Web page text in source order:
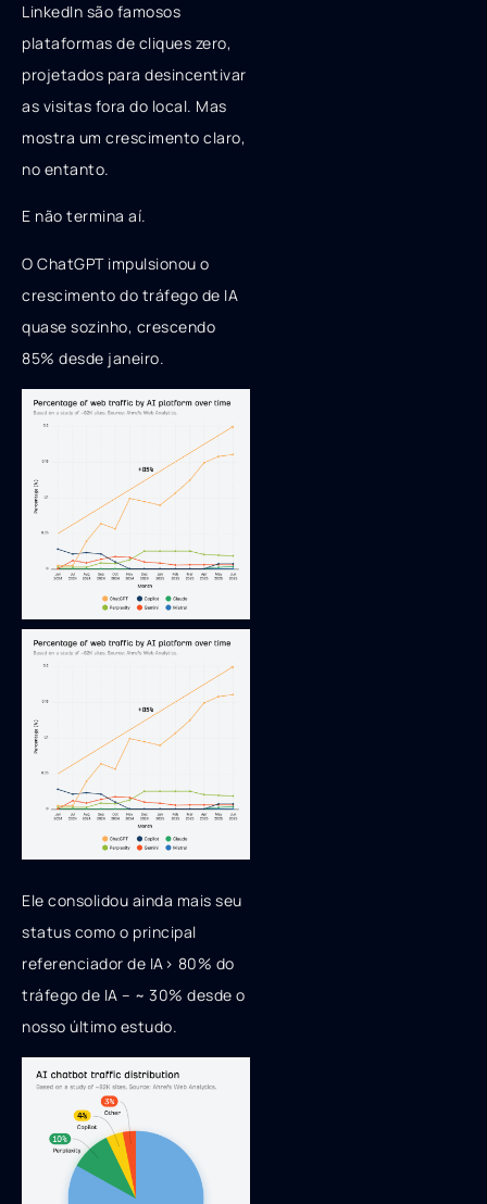
LinkedIn são famosos
plataformas de cliques zero,
projetados para desincentivar
as visitas fora do local. Mas
mostra um crescimento claro,
no entanto.
E não termina aí.
O ChatGPT impulsionou o
crescimento do tráfego de IA
quase sozinho, crescendo
85% desde janeiro.
Ele consolidou ainda mais seu
status como o principal
referenciador de IA> 80% do
tráfego de IA – ~ 30% desde o
nosso último estudo.